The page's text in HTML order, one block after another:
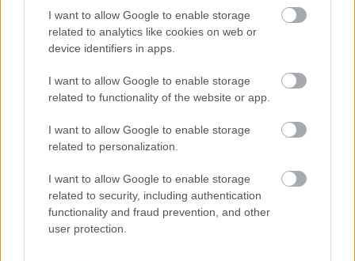
I want to allow Google to enable storage
related to analytics like cookies on web or
device identifiers in apps.
I want to allow Google to enable storage
related to functionality of the website or app.
I want to allow Google to enable storage
related to personalization.
I want to allow Google to enable storage
related to security, including authentication
functionality and fraud prevention, and other
user protection.
PRODUCTOS RELACIONADOS